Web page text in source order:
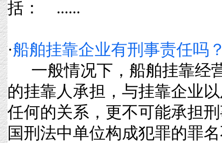
括： ......
·船舶挂靠企业有刑事责任吗
一般情况下，船舶挂靠经
的挂靠人承担，与挂靠企业
任何的关系，更不可能承担
国刑法中单位构成犯罪的罪